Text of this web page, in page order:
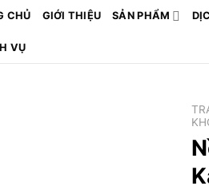
CHỦ GIỚI THIỆU SẢN PHẨM
VỤ